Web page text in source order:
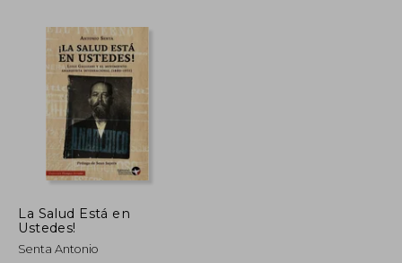
$ 100.421
$ 50.211
La Salud Está en
Ustedes!
Senta Antonio